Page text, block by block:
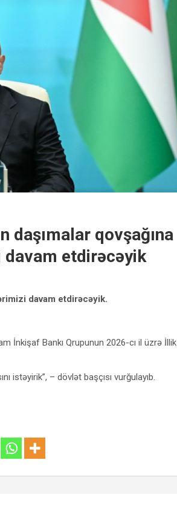
daşımalar qovşağına
etdirəcəyik
davam etdirəcəyik.
İnkişaf Bankı Qrupunun 2026-cı il üzrə İllik
istəyirik”, – dövlət başçısı vurğulayıb.